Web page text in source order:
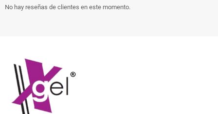
No hay reseñas de clientes en este momento.